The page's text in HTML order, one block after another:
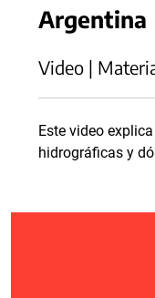
Argentina
Video |
Este video
hidrográficas y